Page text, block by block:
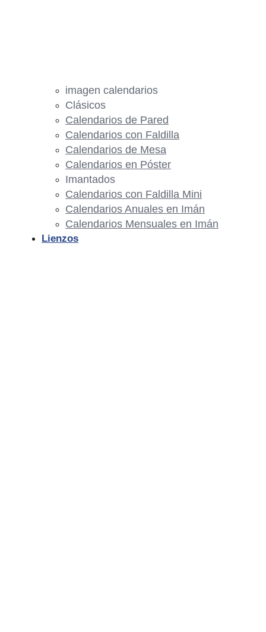
imagen calendarios
Clásicos
Calendarios de Pared
Calendarios con Faldilla
Calendarios de Mesa
Calendarios en Póster
Imantados
Calendarios con Faldilla Mini
Calendarios Anuales en Imán
Calendarios Mensuales en Imán
Lienzos